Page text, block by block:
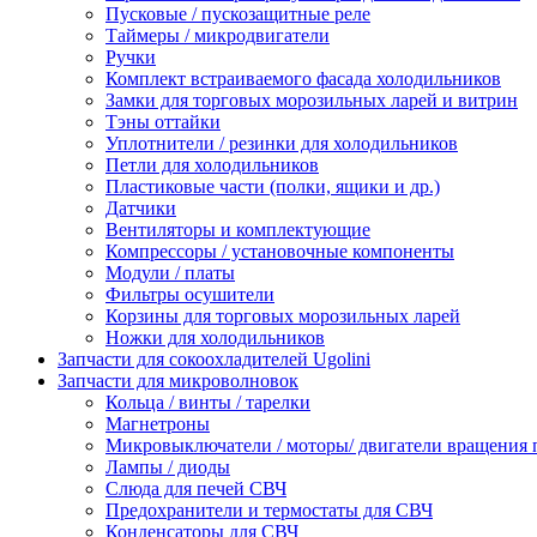
Пусковые / пускозащитные реле
Таймеры / микродвигатели
Ручки
Комплект встраиваемого фасада холодильников
Замки для торговых морозильных ларей и витрин
Тэны оттайки
Уплотнители / резинки для холодильников
Петли для холодильников
Пластиковые части (полки, ящики и др.)
Датчики
Вентиляторы и комплектующие
Компрессоры / установочные компоненты
Модули / платы
Фильтры осушители
Корзины для торговых морозильных ларей
Ножки для холодильников
Запчасти для сокоохладителей Ugolini
Запчасти для микроволновок
Кольца / винты / тарелки
Магнетроны
Микровыключатели / моторы/ двигатели вращения
Лампы / диоды
Слюда для печей СВЧ
Предохранители и термостаты для СВЧ
Конденсаторы для СВЧ